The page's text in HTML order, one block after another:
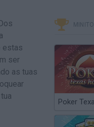
estas
ser
as tuas